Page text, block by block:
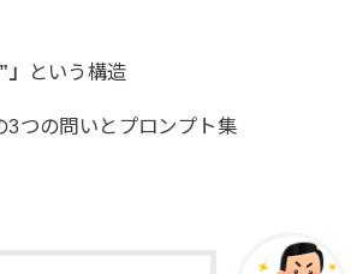
という構造
3つの問いとプロンプト集